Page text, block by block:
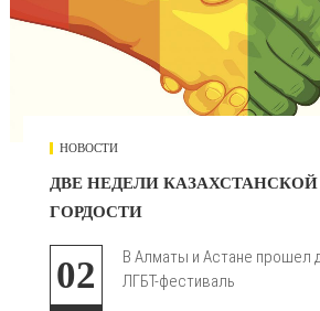
НОВОСТИ
ДВЕ НЕДЕЛИ КАЗАХСТАНСКОЙ
ГОРДОСТИ
02
В Алматы и Астане прошел
ЛГБТ-фестиваль